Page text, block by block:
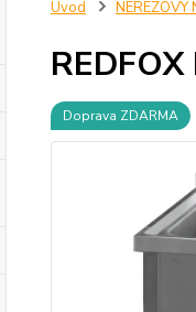
Úvod NEREZOVÝ
Doprava ZDARMA